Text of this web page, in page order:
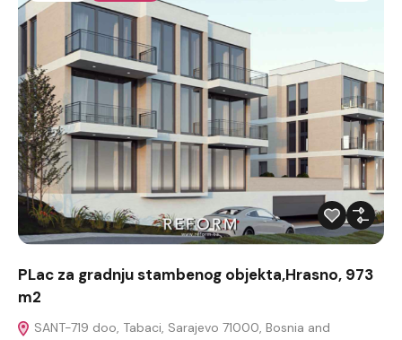
PLac za gradnju stambenog objekta,Hrasno, 973
m2
SANT-719 doo, Tabaci, Sarajevo 71000, Bosnia and